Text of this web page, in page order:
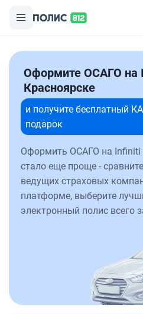
Оформите ОСАГО на
Красноярске
и получите бесплатный
подарок
Оформить ОСАГО на Infiniti
стало еще проще -
ведущих страховых
платформе, выберите
электронный полис всего